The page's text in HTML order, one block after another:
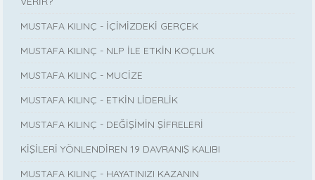
MUSTAFA KILINÇ - İÇİMİZDEKİ GERÇEK
MUSTAFA KILINÇ - NLP İLE ETKİN KOÇLUK
MUSTAFA KILINÇ - MUCİZE
MUSTAFA KILINÇ - ETKİN LİDERLİK
MUSTAFA KILINÇ - DEĞİŞİMİN ŞİFRELERİ
KİŞİLERİ YÖNLENDİREN 19 DAVRANIŞ KALIBI
MUSTAFA KILINÇ - HAYATINIZI KAZANIN